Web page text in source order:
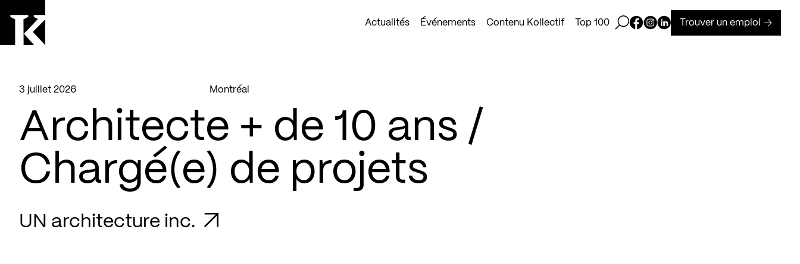
Actualités
Événements Contenu Kollectif Top 100 Ouvrir la barre de recherche
Page Facebook de Kollectif
Page Instagram de Kollectif
Page Linkedin de Kollectif
Trouver un emploi
3 juillet 2026 Montréal
Architecte + de 10 ans /
Chargé(e) de projets
UN architecture inc.